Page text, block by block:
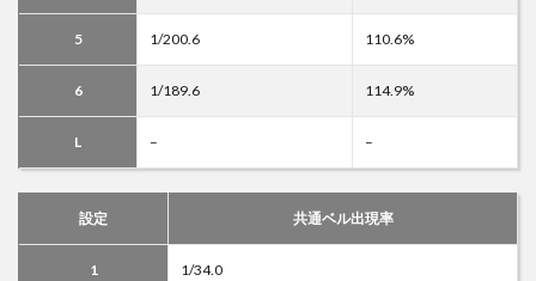
5 1/200.6 110.6%
6 1/189.6 114.9%
L – –
設定 共通ベル出現率
1 1/34.0